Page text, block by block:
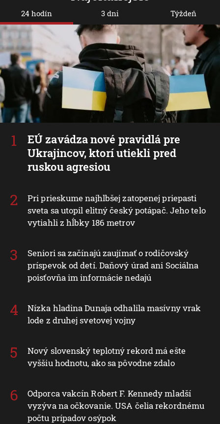
24 hodín
EÚ zavádza nové pravidlá pre
Ukrajincov, ktorí utiekli pred
ruskou agresiou
Pri prieskume najhlbšej zatopenej priepasti
sveta sa utopil elitný český potápač. Jeho telo
vytiahli z hĺbky 186 metrov
Seniori sa začínajú zaujímať o rodičovský
príspevok od detí. Daňový úrad ani Sociálna
poisťovňa im informácie nedajú
Nízka hladina Dunaja odhalila masívny vrak
lode z druhej svetovej vojny
Nový slovenský teplotný rekord má ešte
vyššiu hodnotu, ako sa pôvodne zdalo
Odporca vakcín Robert F. Kennedy mladší
vyzýva na očkovanie. USA čelia rekordnému
počtu prípadov osýpok
3 dni Týždeň